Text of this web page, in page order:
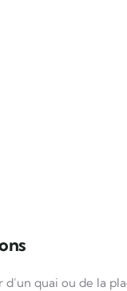
d’un quai ou de la